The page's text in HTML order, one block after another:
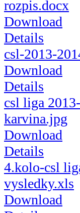
rozpis.docx
Download
Details
csl-2013-
Download
Details
csl liga
karvina.jpg
Download
Details
4.kolo-csl
vysledky.xls
Download